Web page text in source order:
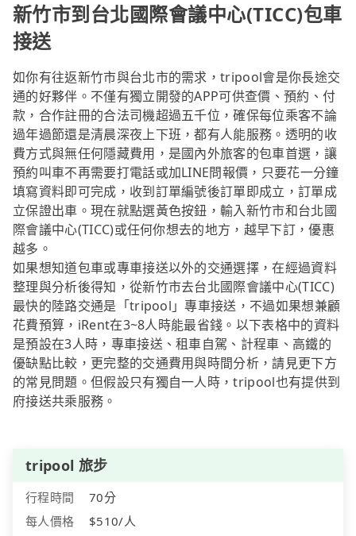
新竹市到台北國際會議中心(TICC)包車
接送
如你有往返新竹市與台北市的需求，tripool會是你長途交
通的好夥伴。不僅有獨立開發的APP可供查價、預約、付
款，合作註冊的合法司機超過五千位，確保每位乘客不論
過年過節還是清晨深夜上下班，都有人能服務。透明的收
費方式與無任何隱藏費用，是國內外旅客的包車首選，讓
預約叫車不再需要打電話或加LINE問報價，只要花一分鐘
填寫資料即可完成，收到訂單編號後訂單即成立，訂單成
立保證出車。現在就點選黃色按鈕，輸入新竹市和台北國
際會議中心(TICC)或任何你想去的地方，越早下訂，優惠
越多。
如果想知道包車或專車接送以外的交通選擇，在經過資料
整理與分析後得知，從新竹市去台北國際會議中心(TICC)
最快的陸路交通是「tripool」專車接送，不過如果想兼顧
花費預算，iRent在3~8人時能最省錢。以下表格中的資料
是預設在3人時，專車接送、租車自駕、計程車、高鐵的
優缺點比較，更完整的交通費用與時間分析，請見更下方
的常見問題。但假設只有獨自一人時，tripool也有提供到
府接送共乘服務。
tripool 旅步
行程時間
70分
每人價格
$510/人